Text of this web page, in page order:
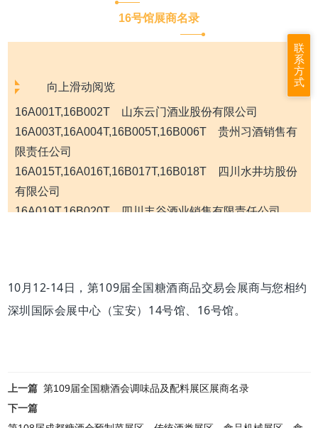
14A004T-4 北京仁和酒业有限责任公司
14A007T,14A008T,14B009T,14B010T 泸州老窖股份有
14A011T,14A012T,14B013T,14B014T,14A015T,14A016T,
14B017T,14B018T 山西杏花村汾酒销售有限责任公司
14A019T,14B020T 宝丰酒业有限公司
14B005T,14B006T 北京华都酿酒食品有限责任公司
14B005T-1 北京燕京啤酒股份有限公司
14B005T-2 北京壹号酒庄
14B005T-3 北京市八达岭酿酒公司
14B006T-1 北京永宁八达岭酒业（集团）股份有限公司
14B006T-4 北京顺鑫农业股份有限公司牛栏山酒厂
14B006T-5 北京吉庆堂酿酒有限公司
14B027T,14B028T,14C029T,14C030T四川光良酒业有
限公司
14B031T,14B032T 贵州仁怀市金茅古酒厂
16号馆展商名录
向上滑动阅览
16A001T,16B002T 山东云门酒业股份有限公司
16A003T,16A004T,16B005T,16B006T 贵州习酒销售有
限责任公司
16A015T,16A016T,16B017T,16B018T 四川水井坊股份
有限公司
16A019T,16B020T 四川丰谷酒业销售有限责任公司
16B027T,16B028T,16C029T,16C030T 酒鬼酒股份有限
公司
大家大酒业有限公司
16C037T,16C038T 中华酒业销售（贵州仁怀）有限公
10月12-14日，第109届全国糖酒商品交易会展商与您相约
深圳国际会展中心（宝安）14号馆、16号馆。
上一篇 第109届全国糖酒会调味品及配料展区展商名录
下一篇
联
系
方
式